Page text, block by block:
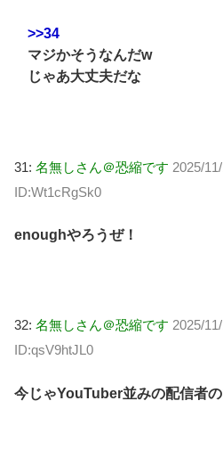
>>34
マジかそうなんだw
じゃあ大丈夫だな
31: 名無しさん＠恐縮です 2025/
ID:Wt1cRgSk0
enoughやろうぜ！
32: 名無しさん＠恐縮です 2025/
ID:qsV9htJL0
今じゃYouTuber並みの配信者